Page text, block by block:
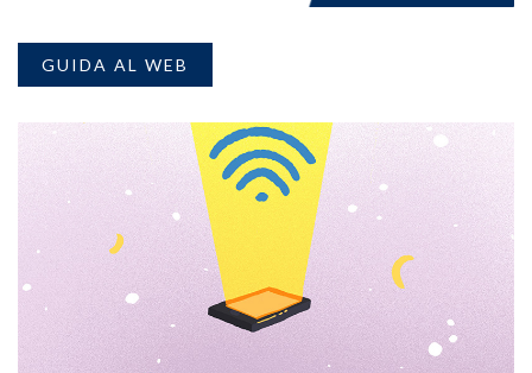
GUIDA AL WEB